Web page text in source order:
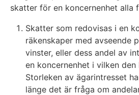
skatter för en koncernenhet alla
Skatter som redovisas i en
räkenskaper med avseende
vinster, eller dess andel av
en koncernenhet i vilken
Storleken av ägarintresset
länge det är fråga om